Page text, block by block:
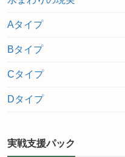
Aタイプ
Bタイプ
Cタイプ
Dタイプ
実戦支援パック